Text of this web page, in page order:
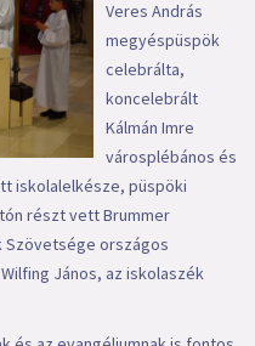
Veres András
megyéspüspök
celebrálta,
koncelebrált
Kálmán Imre
városplébános és
iskolalelkésze, püspöki
részt vett Brummer
Szövetsége országos
János, az iskolaszék